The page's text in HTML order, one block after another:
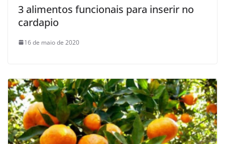
3 alimentos funcionais para inserir no
cardapio
16 de maio de 2020